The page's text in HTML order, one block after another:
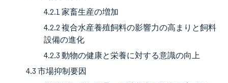
4.2.1 家畜生産の増加
4.2.2 複合水産養殖飼料の影響力の高まりと飼料
設備の進化
4.2.3 動物の健康と栄養に対する意識の向上
4.3 市場抑制要因